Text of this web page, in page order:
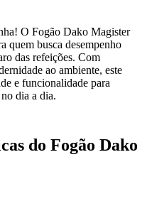
O Fogão Dako Magister
quem busca desempenho
das refeições. Com
ao ambiente, este
e funcionalidade para
dia a dia.
do Fogão Dako